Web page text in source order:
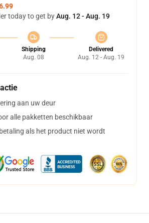
today to get byAug. 12 - Aug. 19
Shipping
Aug. 08
Delivered
Aug. 12 - Aug. 19
aan uw deur
alle pakketten beschikbaar
als het product niet wordt